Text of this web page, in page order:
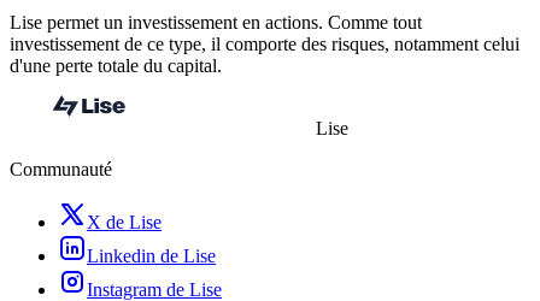
Lise permet un investissement en actions. Comme tout
investissement de ce type, il comporte des risques, notamment celui
d'une perte totale du capital.
Lise
Communauté
X de Lise
Linkedin de Lise
Instagram de Lise